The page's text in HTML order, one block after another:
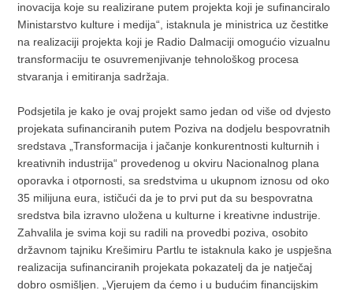
inovacija koje su realizirane putem projekta koji je sufinanciralo
Ministarstvo kulture i medija“, istaknula je ministrica uz čestitke
na realizaciji projekta koji je Radio Dalmaciji omogućio vizualnu
transformaciju te osuvremenjivanje tehnološkog procesa
stvaranja i emitiranja sadržaja.
Podsjetila je kako je ovaj projekt samo jedan od više od dvjesto
projekata sufinanciranih putem Poziva na dodjelu bespovratnih
sredstava „Transformacija i jačanje konkurentnosti kulturnih i
kreativnih industrija“ provedenog u okviru Nacionalnog plana
oporavka i otpornosti, sa sredstvima u ukupnom iznosu od oko
35 milijuna eura, ističući da je to prvi put da su bespovratna
sredstva bila izravno uložena u kulturne i kreativne industrije.
Zahvalila je svima koji su radili na provedbi poziva, osobito
državnom tajniku Krešimiru Partlu te istaknula kako je uspješna
realizacija sufinanciranih projekata pokazatelj da je natječaj
dobro osmišljen. „Vjerujem da ćemo i u budućim financijskim